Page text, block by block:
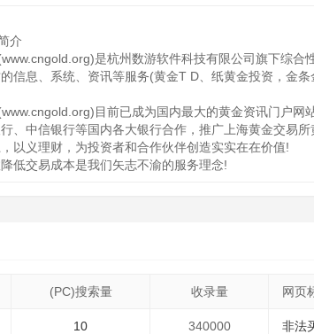
介
是杭州数游软件科技有限公司旗下综
信息、系统、资讯等服务(黄金T D、纸黄金投资，金
目前已成为国内最大的黄金资讯门户
、中信银行等国内各大银行合作，推广上海黄金交易所
以义理财，为投资者和合作伙伴创造实实在在价值!
低交易成本是我们矢志不渝的服务理念!
(PC)搜索量 收录量 网页
10 340000 非法